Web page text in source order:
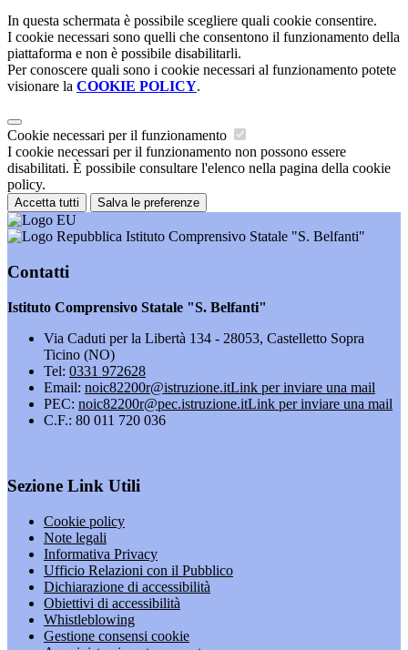
In questa schermata è possibile scegliere quali cookie consentire.
I cookie necessari sono quelli che consentono il funzionamento della
piattaforma e non è possibile disabilitarli.
Per conoscere quali sono i cookie necessari al funzionamento potete
visionare la COOKIE POLICY.
Cookie necessari per il funzionamento
I cookie necessari per il funzionamento non possono essere
disabilitati. È possibile consultare l'elenco nella pagina della cookie
policy.
Accetta tutti Salva le preferenze
Istituto Comprensivo Statale "S. Belfanti"
Contatti
Istituto Comprensivo Statale "S. Belfanti"
Via Caduti per la Libertà 134 - 28053, Castelletto Sopra
Ticino (NO)
Tel: 0331 972628
Email: noic82200r@istruzione.itLink per inviare una mail
PEC: noic82200r@pec.istruzione.itLink per inviare una mail
C.F.: 80 011 720 036
Sezione Link Utili
Cookie policy
Note legali
Informativa Privacy
Ufficio Relazioni con il Pubblico
Dichiarazione di accessibilità
Obiettivi di accessibilità
Whistleblowing
Gestione consensi cookie